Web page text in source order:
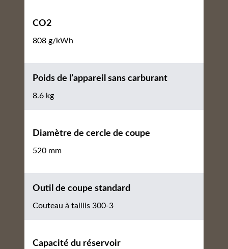
CO2
808 g/kWh
Poids de l’appareil sans carburant
8.6 kg
Diamètre de cercle de coupe
520 mm
Outil de coupe standard
Couteau à taillis 300-3
Capacité du réservoir